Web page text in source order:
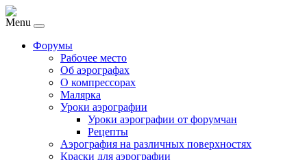
Menu
Форумы
Рабочее место
Об аэрографах
О компрессорах
Малярка
Уроки аэрографии
Уроки аэрографии от форумчан
Рецепты
Аэрография на различных поверхностях
Краски для аэрографии